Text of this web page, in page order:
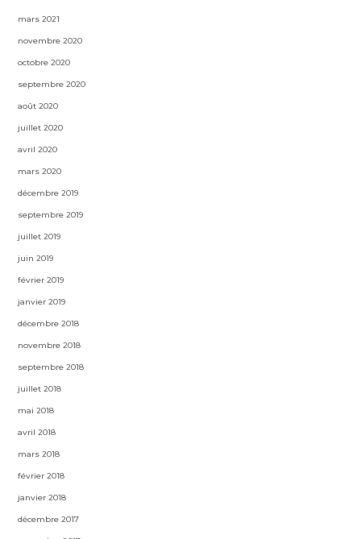
mars 2021
novembre 2020
octobre 2020
septembre 2020
août 2020
juillet 2020
avril 2020
mars 2020
décembre 2019
septembre 2019
juillet 2019
juin 2019
février 2019
janvier 2019
décembre 2018
novembre 2018
septembre 2018
juillet 2018
mai 2018
avril 2018
mars 2018
février 2018
janvier 2018
décembre 2017